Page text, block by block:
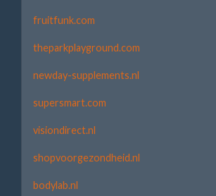
fruitfunk.com
theparkplayground.com
newday-supplements.nl
supersmart.com
visiondirect.nl
shopvoorgezondheid.nl
bodylab.nl